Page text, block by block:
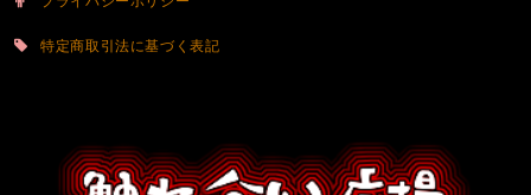
特定商取引法に基づく表記